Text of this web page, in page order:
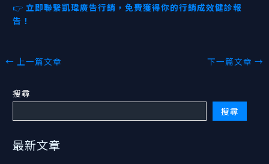
👉 立即聯繫凱瑋廣告行銷，免費獲得你的行銷成效健診報
告！
← 上一篇文章 下一篇文章 →
搜尋
搜尋
最新文章